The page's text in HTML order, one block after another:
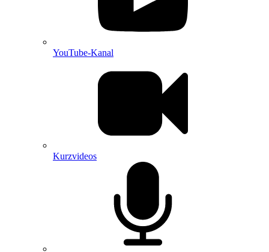
YouTube-Kanal
Kurzvideos